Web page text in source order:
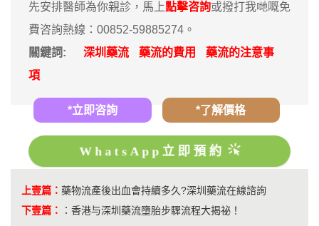
先安排醫師為你親診，馬上點擊咨詢或撥打我哋嘅免
費咨詢熱線：00852-59885274。
關鍵詞:
深圳藥流 藥流的費用
藥流的注意事
項
*立即咨詢 *了解價格
WhatsApp立即預約
上壹篇： 藥物流產後出血會持續多久?深圳藥流在線諮詢
下壹篇：
： 香港与深圳藥流墮胎步驟流程大揭祕！